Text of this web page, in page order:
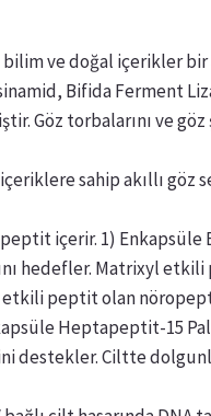
ve doğal içerikler
Bifida Ferment
Göz torbalarını ve
sahip akıllı göz
içerir. 1)
hedefler. Matrixyl
peptit olan
Heptapeptit-15
destekler. Ciltte